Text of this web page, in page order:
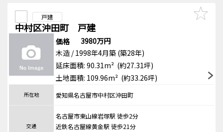
戸建
中村区沖田町 戸建
価格
3980万円
木造 / 1998年4月築 (築28年)
延床面積: 90.31m² (約27.31坪)
土地面積: 109.96m² (約33.26坪)
所在地 愛知県名古屋市中村区沖田町
交通
名古屋市東山線岩塚駅 徒歩2分
近鉄名古屋線黄金駅 徒歩21分